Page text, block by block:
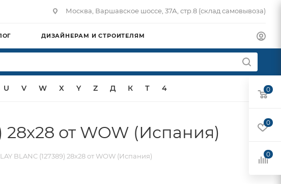
Москва, Варшавское шоссе, 37А, стр.8 (склад самовывоза)
ДИЗАЙНЕРАМ И СТРОИТЕЛЯМ
U V W X Y Z Д К Т 4
28x28 от WOW (Испания)
BLANC (127389) 28x28 от WOW (Испания)
0
0
0